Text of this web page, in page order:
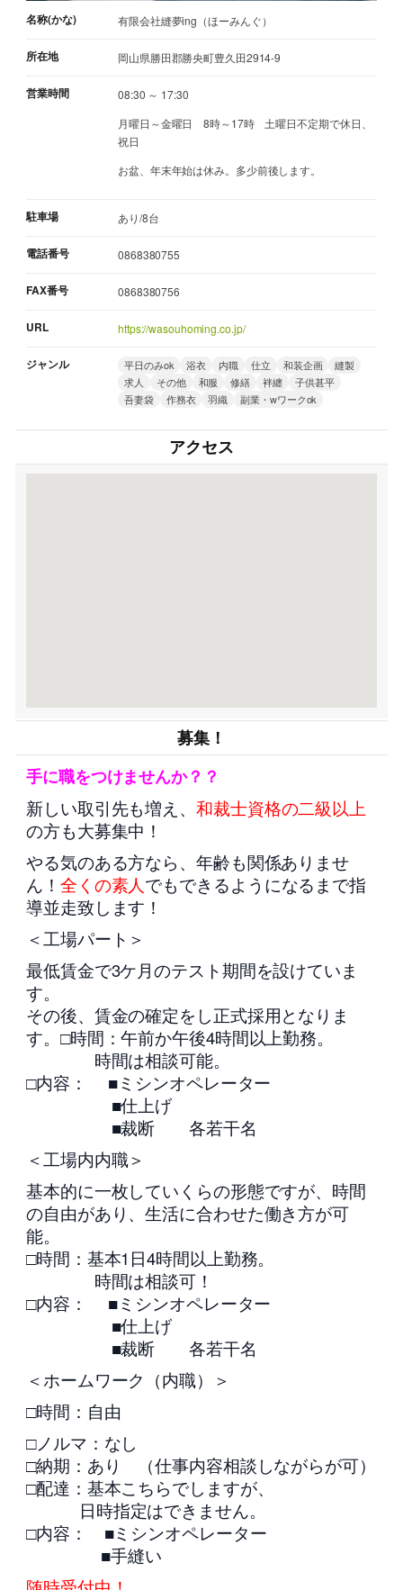
名称(かな) 有限会社縫夢ing（ほーみんぐ）
所在地 岡山県勝田郡勝央町豊久田2914-9
営業時間
08:30 ～ 17:30
月曜日～金曜日 8時～17時 土曜日不定期で休日、
祝日
お盆、年末年始は休み。多少前後します。
駐車場 あり/8台
電話番号 0868380755
FAX番号 0868380756
URL https://wasouhoming.co.jp/
ジャンル 平日のみok 浴衣 内職 仕立 和装企画
縫製
求人
その他 和服 修繕 袢纏
子供甚平
吾妻袋
作務衣 羽織 副業・wワークok
アクセス
募集！
手に職をつけませんか？？
新しい取引先も増え、 和裁士資格の二級以上
の方も大募集中！
やる気のある方なら、年齢も関係ありませ
ん！ 全くの素人でもできるようになるまで指
導並走致します！
＜工場パート＞
最低賃金で3ケ月のテスト期間を設けていま
す。
その後、賃金の確定をし正式採用となりま
す。□時間：午前か午後4時間以上勤務。
時間は相談可能。
□内容： ■ミシンオペレーター
■仕上げ
■裁断 各若干名
＜工場内内職＞
基本的に一枚していくらの形態ですが、時間
の自由があり、生活に合わせた働き方が可
能。
□時間：基本1日4時間以上勤務。
時間は相談可！
□内容： ■ミシンオペレーター
■仕上げ
■裁断 各若干名
＜ホームワーク（内職）＞
□時間：自由
□ノルマ：なし
□納期：あり （仕事内容相談しながらが可）
□配達：基本こちらでしますが、
日時指定はできません。
□内容： ■ミシンオペレーター
■手縫い